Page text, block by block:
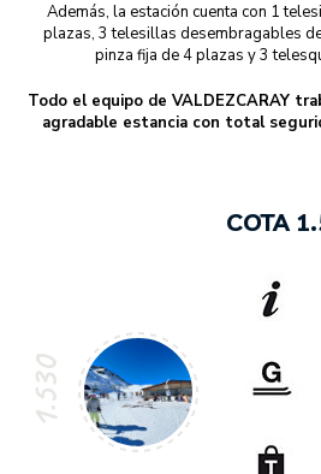
Además, la estación cuenta con 1
plazas, 3 telesillas desembragables
pinza fija de 4 plazas y 3
Todo el equipo de VALDEZCARAY
agradable estancia con total
1.530
COTA